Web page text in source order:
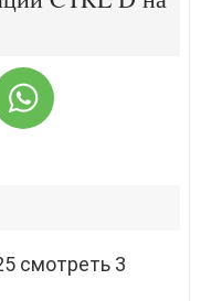
смотреть 3